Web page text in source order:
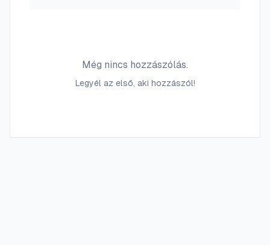
Még nincs hozzászólás.
Legyél az első, aki hozzászól!